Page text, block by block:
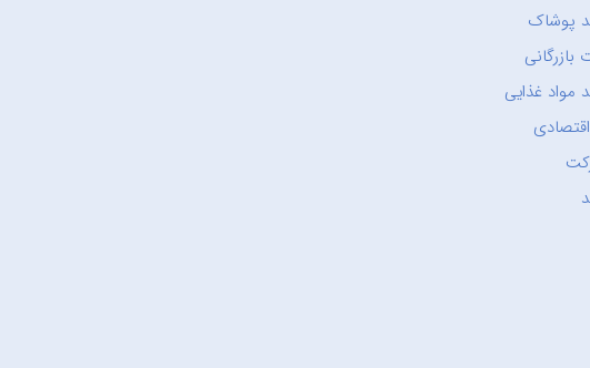
پوشاک
بازرگانی
مواد غذایی